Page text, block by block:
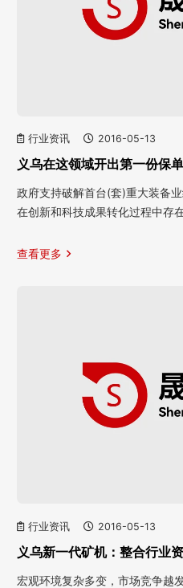
行业资讯 2016-05-13
义乌在这领域开出第一份保
政府支持破解首台(套)重大装备
在创新和科技成果转化过程中存
查看更多
行业资讯 2016-05-13
义乌新一代矿机：整合行业
宏观环境复杂多变，市场竞争越